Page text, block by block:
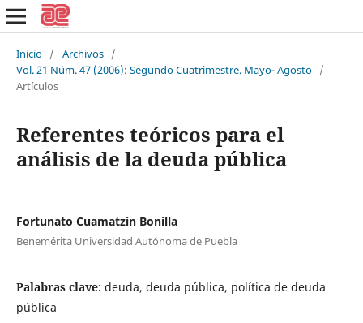
Inicio / Archivos /
Vol. 21 Núm. 47 (2006): Segundo Cuatrimestre. Mayo- Agosto /
Artículos
Referentes teóricos para el
análisis de la deuda pública
Fortunato Cuamatzin Bonilla
Benemérita Universidad Autónoma de Puebla
Palabras clave: deuda, deuda pública, política de deuda
pública